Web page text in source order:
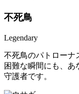
不死鳥
Legendary
不死鳥のパトローナ
困難な瞬間にも、あ
守護者です。